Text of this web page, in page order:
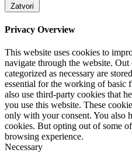
Zatvori
Privacy Overview
This website uses cookies to
navigate through the website. Out
categorized as necessary are
essential for the working of basic
also use third-party cookies that
you use this website. These
only with your consent. You also
cookies. But opting out of some
browsing experience.
Necessary